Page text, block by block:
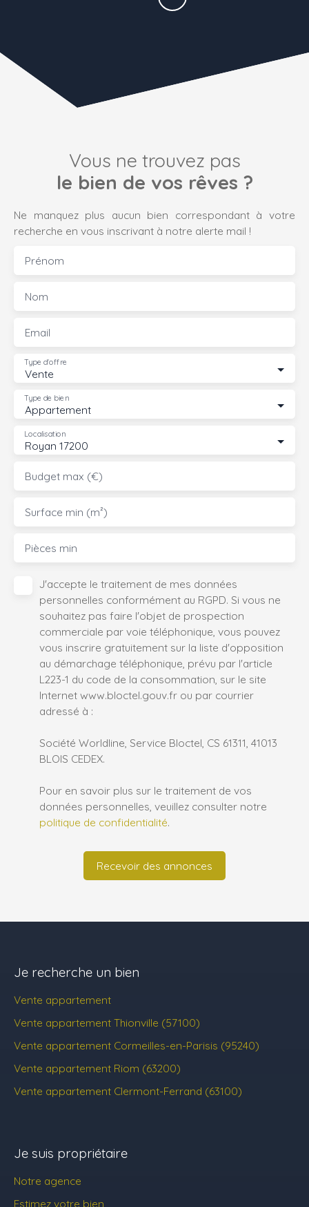
Vous ne trouvez pas
le bien de vos rêves ?
Ne manquez plus aucun bien correspondant à votre
recherche en vous inscrivant à notre alerte mail !
Prénom
Nom
Email
Vente
Type d'offre
Appartement
Type de bien
Royan 17200
Localisation
Budget max (€)
Surface min (m²)
Pièces min
J'accepte le traitement de mes données
personnelles conformément au RGPD. Si vous ne
souhaitez pas faire l'objet de prospection
commerciale par voie téléphonique, vous pouvez
vous inscrire gratuitement sur la liste d'opposition
au démarchage téléphonique, prévu par l'article
L223-1 du code de la consommation, sur le site
Internet www.bloctel.gouv.fr ou par courrier
adressé à :
Société Worldline, Service Bloctel, CS 61311, 41013
BLOIS CEDEX.
Pour en savoir plus sur le traitement de vos
données personnelles, veuillez consulter notre
politique de confidentialité.
Recevoir des annonces
Je recherche un bien
Vente appartement
Vente appartement Thionville (57100)
Vente appartement Cormeilles-en-Parisis (95240)
Vente appartement Riom (63200)
Vente appartement Clermont-Ferrand (63100)
Je suis propriétaire
Notre agence
Estimez votre bien